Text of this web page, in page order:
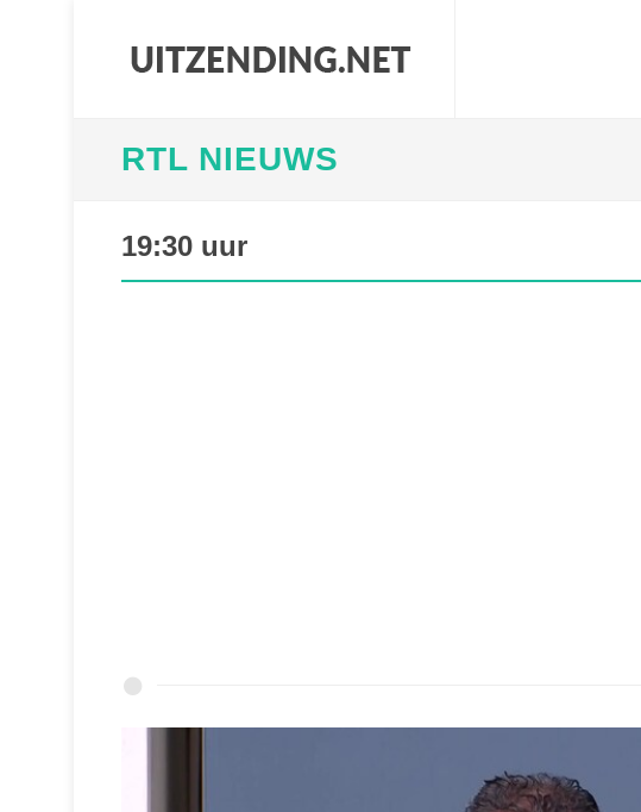
RTL NIEUWS
19:30 uur